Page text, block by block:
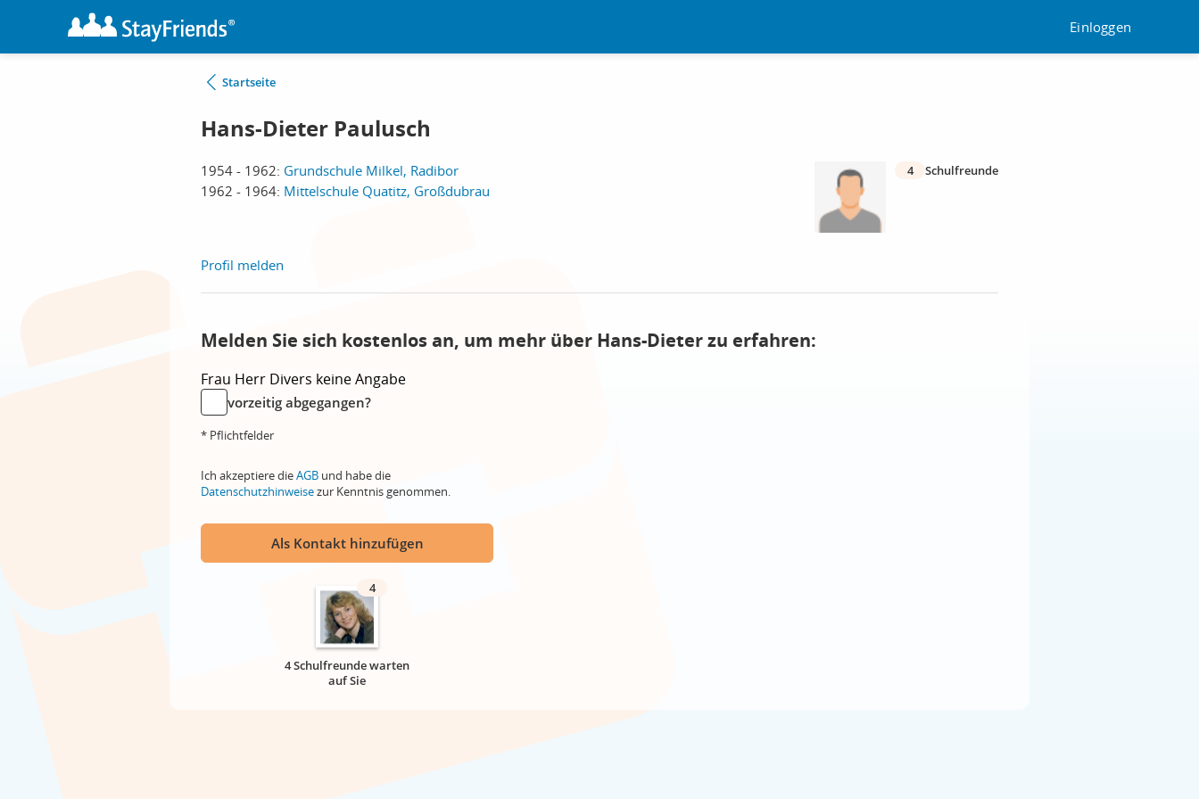
Einloggen
Startseite
Hans-Dieter Paulusch
1954 - 1962: Grundschule Milkel, Radibor
1962 - 1964: Mittelschule Quatitz, Großdubrau
4 Schulfreunde
Profil melden
Melden Sie sich kostenlos an, um mehr über Hans-Dieter zu erfahren:
Frau Herr Divers keine Angabe
vorzeitig abgegangen?
* Pflichtfelder
Ich akzeptiere dieAGB und habe die
Datenschutzhinweisezur Kenntnis genommen.
Als Kontakt hinzufügen
4
4 Schulfreunde warten
auf Sie